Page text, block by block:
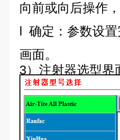
向前或向后操作
l 确定：参数设
画面。
3）注射器选型界